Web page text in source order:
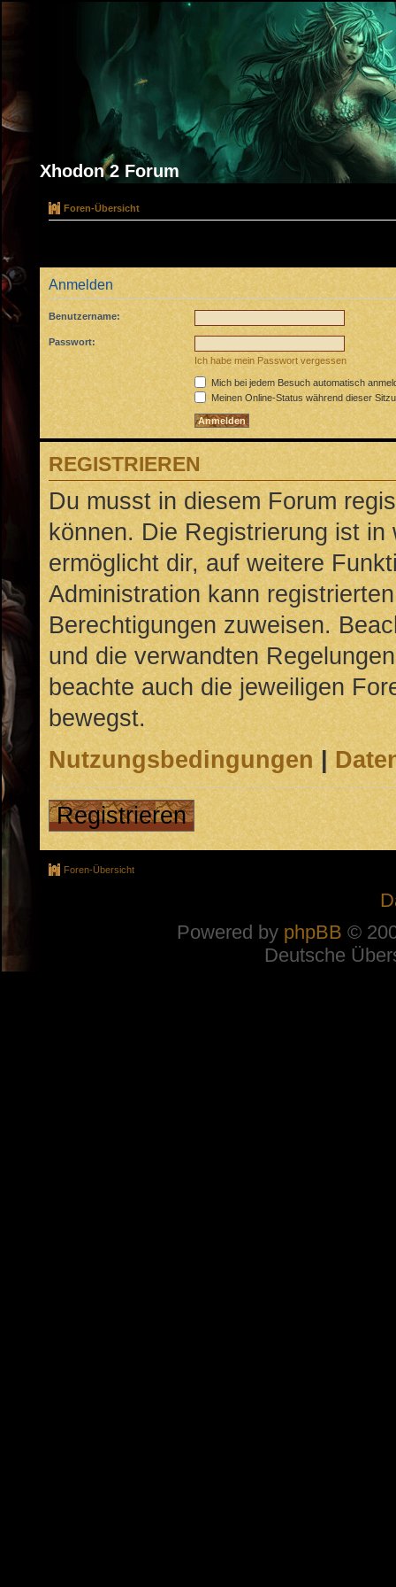
Xhodon 2 Forum
Foren-Übersicht
Anmelden
Benutzername:
Passwort:
Ich habe mein Passwort vergessen
Mich bei jedem Besuch automatisch
Meinen Online-Status während dieser
REGISTRIEREN
Du musst in diesem Forum
können. Die Registrierung ist
ermöglicht dir, auf weitere
Administration kann
Berechtigungen zuweisen.
und die verwandten
beachte auch die jeweiligen
bewegst.
Nutzungsbedingungen|
Registrieren
Foren-Übersicht
Powered by phpBB ©
Deutsche